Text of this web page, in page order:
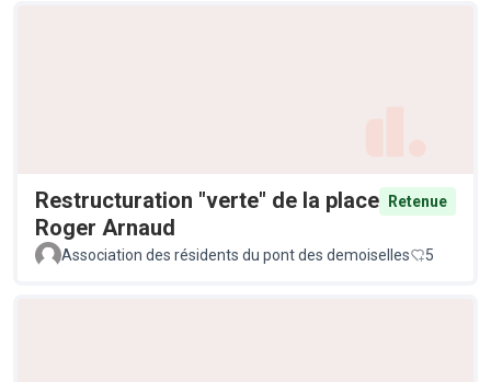
Restructuration "verte" de la place
Roger Arnaud
Retenue
Association des résidents du pont des demoiselles 5